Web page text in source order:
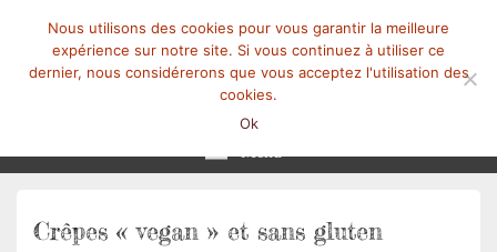
Crêpes « vegan » et sans gluten
Nous utilisons des cookies pour vous garantir la meilleure
expérience sur notre site. Si vous continuez à utiliser ce
dernier, nous considérerons que vous acceptez l'utilisation des
cookies.
Ok